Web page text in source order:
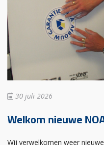
30 juli 2026
Welkom nieuwe
Wij verwelkomen weer